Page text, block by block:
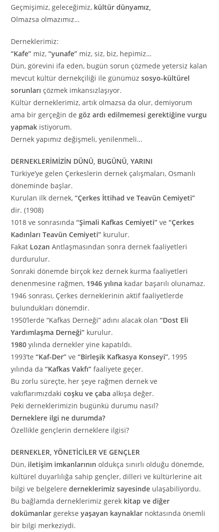
Geçmişimiz, geleceğimiz, kültür dünyamız,
Olmazsa olmazımız…
Derneklerimiz:
“Kafe” miz,“yunafe” miz, siz, biz, hepimiz…
Dün, görevini ifa eden, bugün sorun çözmede yetersiz kalan
mevcut kültür dernekçiliği ile günümüzsosyo-kültürel
sorunları çözmek imkansızlaşıyor.
Kültür derneklerimiz, artık olmazsa da olur, demiyorum
ama bir gerçeğin degöz ardı edilmemesi gerektiğine vurgu
yapmak istiyorum.
Dernek yapımız değişmeli, yenilenmeli…
DERNEKLERİMİZİN DÜNÜ, BUGÜNÜ, YARINI
Türkiye’ye gelen Çerkeslerin dernek çalışmaları, Osmanlı
döneminde başlar.
Kurulan ilk dernek,“Çerkes İttihad ve Teavün Cemiyeti”
dir. (1908)
1018 ve sonrasında“Şimali Kafkas Cemiyeti” ve“Çerkes
Kadınları Teavün Cemiyeti” kurulur.
Fakat LozanAntlaşmasından sonra dernek faaliyetleri
durdurulur.
Sonraki dönemde birçok kez dernek kurma faaliyetleri
denenmesine rağmen, 1946 yılına kadar başarılı olunamaz.
1946 sonrası, Çerkes derneklerinin aktif faaliyetlerde
bulundukları dönemdir.
1950’lerde “Kafkas Derneği” adını alacak olan“Dost Eli
Yardımlaşma Derneği” kurulur.
1980yılında dernekler yine kapatıldı.
1993’te“Kaf-Der” ve“Birleşik Kafkasya Konseyi”, 1995
yılında da“Kafkas Vakfı”faaliyete geçer.
Bu zorlu süreçte, her şeye rağmen dernek ve
vakıflarımızdakicoşku ve çaba alkışa değer.
Peki derneklerimizin bugünkü durumu nasıl?
Derneklere ilgi ne durumda?
Özellikle gençlerin derneklere ilgisi?
DERNEKLER, YÖNETİCİLER VE GENÇLER
Dün, iletişim imkanlarının oldukça sınırlı olduğu dönemde,
kültürel duyarlılığa sahip gençler, dilleri ve kültürlerine ait
bilgi ve belgelerederneklerimiz sayesinde ulaşabiliyordu.
Bu bağlamda derneklerimiz gerek kitap ve diğer
dokümanlar gerekseyaşayan kaynaklar noktasında önemli
bir bilgi merkeziydi.